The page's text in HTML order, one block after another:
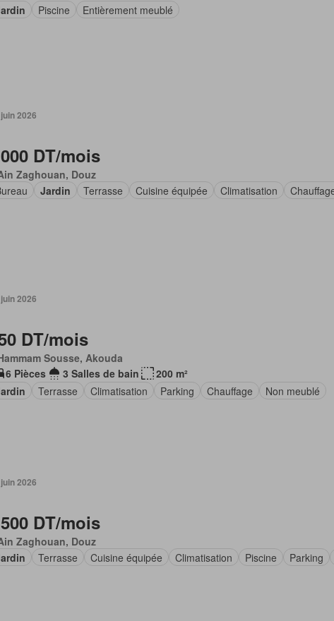
Piscine Entièrement meublé
2026
DT/mois
Zaghouan, Douz
Jardin Terrasse Cuisine équipée Climatisation
2026
DT/mois
Sousse, Akouda
6 Pièces
3 Salles de bain
200 m²
Terrasse Climatisation Parking Chauffage Non meublé
2026
DT/mois
Zaghouan, Douz
Terrasse Cuisine équipée Climatisation Piscine Parking